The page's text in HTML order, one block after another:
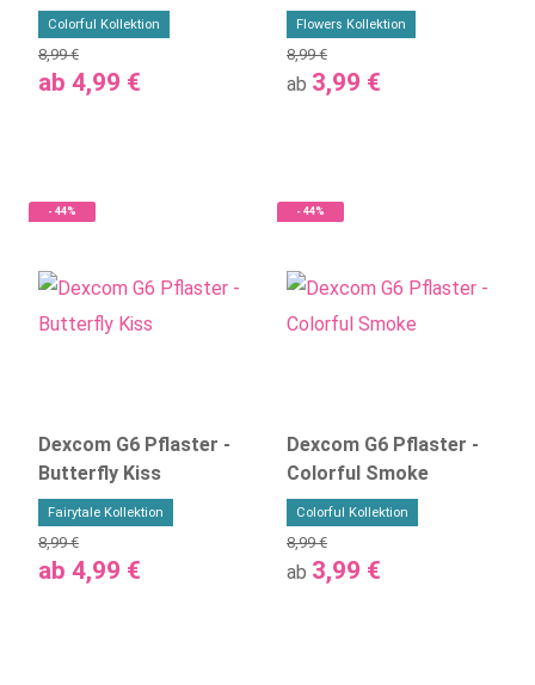
Colorful Kollektion
ab 4,99 €
8,99 €
Flowers Kollektion
ab 3,99 €
8,99 €
- 44%
Dexcom G6 Pflaster -
Butterfly Kiss
Fairytale Kollektion
ab 4,99 €
8,99 €
- 44%
Dexcom G6 Pflaster -
Colorful Smoke
Colorful Kollektion
ab 3,99 €
8,99 €